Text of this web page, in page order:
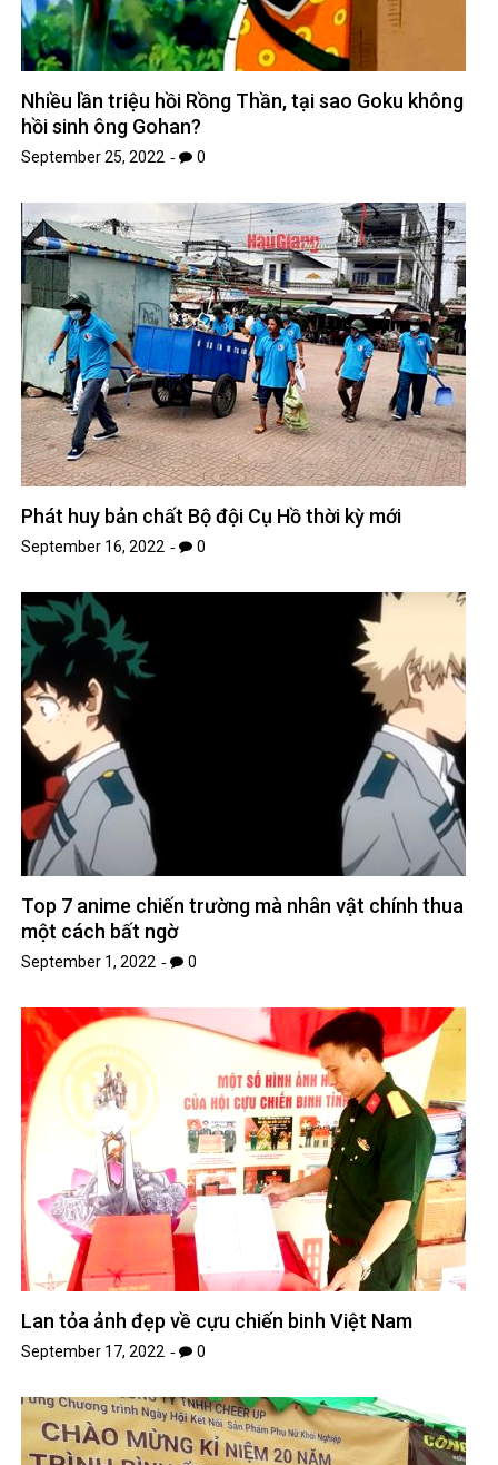
Nhiều lần triệu hồi Rồng Thần, tại sao Goku không
hồi sinh ông Gohan?
September 25, 2022 0
Phát huy bản chất Bộ đội Cụ Hồ thời kỳ mới
September 16, 2022 0
Top 7 anime chiến trường mà nhân vật chính thua
một cách bất ngờ
September 1, 2022 0
Lan tỏa ảnh đẹp về cựu chiến binh Việt Nam
September 17, 2022 0